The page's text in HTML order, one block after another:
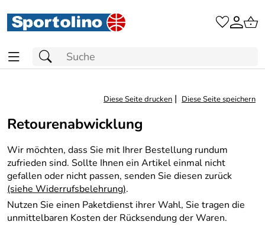
Diese Seite drucken | Diese Seite speichern
Retourenabwicklung
Wir möchten, dass Sie mit Ihrer Bestellung rundum
zufrieden sind. Sollte Ihnen ein Artikel einmal nicht
gefallen oder nicht passen, senden Sie diesen zurück
(siehe Widerrufsbelehrung).
Nutzen Sie einen Paketdienst ihrer Wahl, Sie tragen die
unmittelbaren Kosten der Rücksendung der Waren.